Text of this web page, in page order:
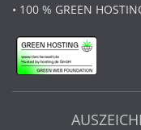
• 100 % GREEN